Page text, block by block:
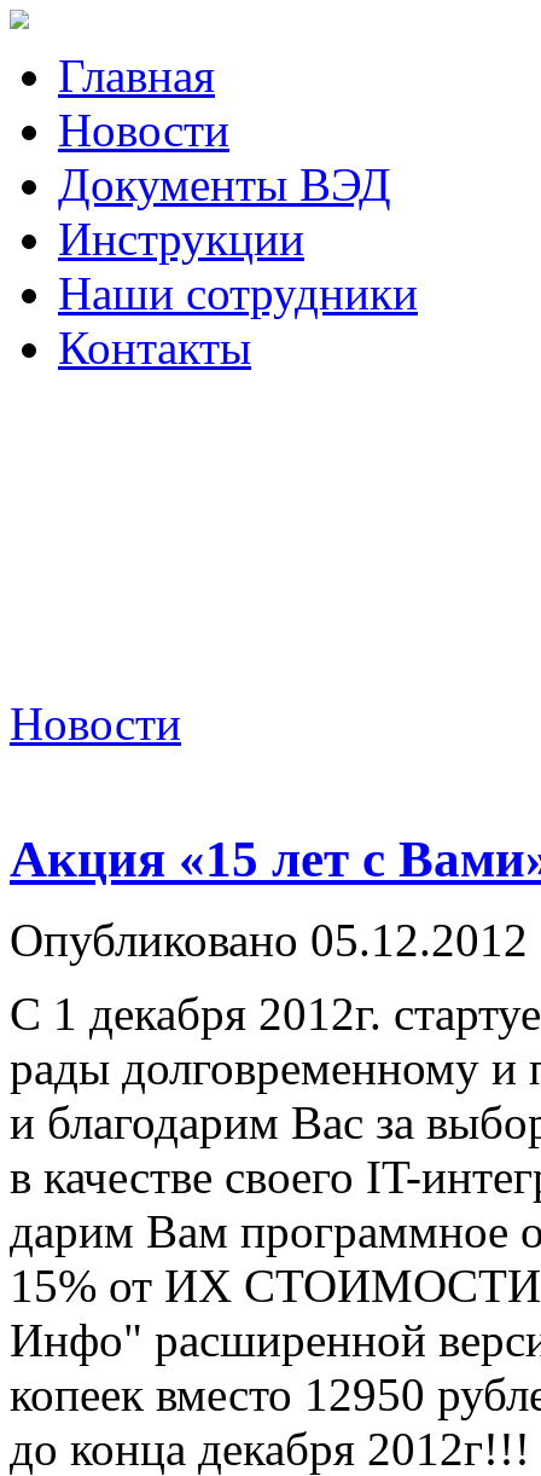
Главная
Новости
Документы ВЭД
Инструкции
Наши сотрудники
Контакты
Новости
Акция «15 лет с
Опубликовано 05.12.2012
С 1 декабря 2012г.
рады долговременному и
и благодарим Вас за
в качестве своего IT-
дарим Вам программное
15% от ИХ СТОИМОСТИ.
Инфо" расширенной
копеек вместо 12950
до конца декабря 2012г!!!